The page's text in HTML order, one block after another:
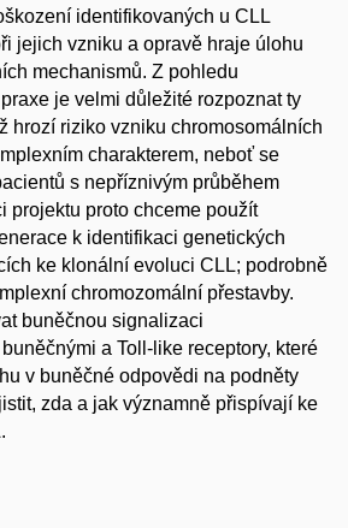
identifikovaných u CLL
jejich vzniku a opravě hraje úlohu
mechanismů. Z pohledu
je velmi důležité rozpoznat ty
hrozí riziko vzniku chromosomálních
charakterem, neboť se
s nepříznivým průběhem
projektu proto chceme použít
k identifikaci genetických
ke klonální evoluci CLL; podrobně
chromozomální přestavby.
buněčnou signalizaci
a Toll-like receptory, které
v buněčné odpovědi na podněty
zda a jak významně přispívají ke